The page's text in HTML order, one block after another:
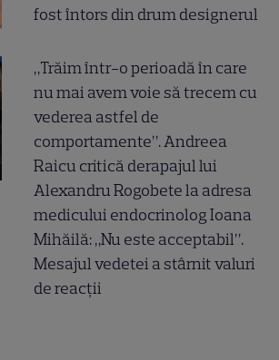
fost întors din drum designerul
„Trăim într-o perioadă în care
nu mai avem voie să trecem cu
vederea astfel de
comportamente”. Andreea
Raicu critică derapajul lui
Alexandru Rogobete la adresa
medicului endocrinolog Ioana
Mihăilă: „Nu este acceptabil”.
Mesajul vedetei a stârnit valuri
de reacții